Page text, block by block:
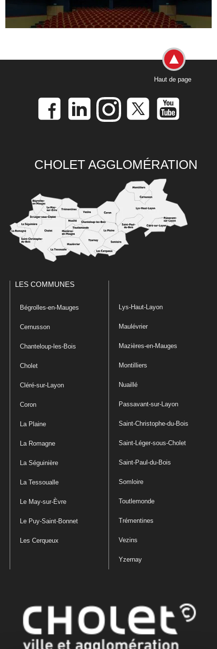
Haut de page
CHOLET AGGLOMÉRATION
LES COMMUNES
Bégrolles-en-Mauges
Cernusson
Chanteloup-les-Bois
Cholet
Cléré-sur-Layon
Coron
La Plaine
La Romagne
La Séguinière
La Tessoualle
Le May-sur-Èvre
Le Puy-Saint-Bonnet
Les Cerqueux
Lys-Haut-Layon
Maulévrier
Mazières-en-Mauges
Montilliers
Nuaillé
Passavant-sur-Layon
Saint-Christophe-du-Bois
Saint-Léger-sous-Cholet
Saint-Paul-du-Bois
Somloire
Toutlemonde
Trémentines
Vezins
Yzernay